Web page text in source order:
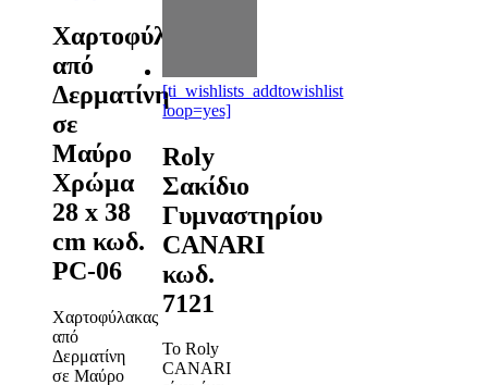
Χαρτοφύλακας
από
Δερματίνη
σε
Μαύρο
Χρώμα
28 x 38
cm κωδ.
PC-06
Χαρτοφύλακας
από
Δερματίνη
σε Μαύρο
[ti_wishlists_addtowishlist
loop=yes]
Roly
Σακίδιο
Γυμναστηρίου
CANARI
κωδ.
7121
Το Roly
CANARI